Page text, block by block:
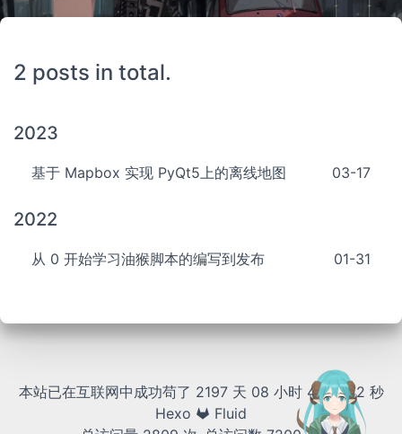
2 posts in total.
2023
基于 Mapbox 实现 PyQt5上的离线地图 03-17
2022
从 0 开始学习油猴脚本的编写到发布 01-31
本站已在互联网中成功苟了 2197 天 08 小时 47 分 42 秒
Hexo
Fluid